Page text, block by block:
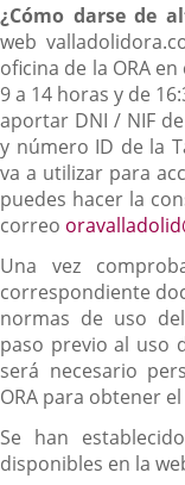
¿Cómo darse de
web
oficina de la ORA
9 a 14 horas y de
aportar DNI / NIF
y número ID de la
va a utilizar para
puedes hacer la
correo
Una vez
correspondiente
normas de uso
paso previo al uso
será necesario
ORA para obtener
Se han
disponibles en la